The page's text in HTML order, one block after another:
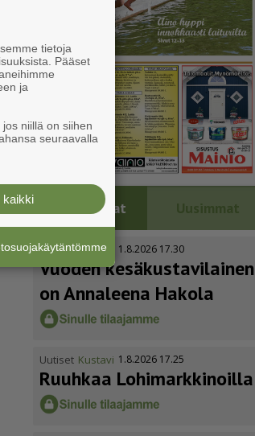
Luetuimmat Uusimmat
Uutiset Kustavi 1.8.2026 17.30
Vuoden kesäkus­ta­vi­lainen
on Annaleena Hakola
Uutiset Kustavi 1.8.2026 17.25
Ruuhkaa Lohimark­ki­noilla
tietoja
Pääset
ja
niillä on siihen
seuraavalla
kaikki